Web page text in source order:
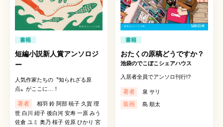
書籍
短編小説新人賞アンソロジ
ー
人気作家たちの〝知られざる原
点〟がここに…！
著者
相羽 鈴 阿部 暁子 久賀 理
世 白川 紺子 後白河 安寿 一原 みう
佐倉 ユミ 奥乃 桜子 佐原 ひかり 宮
書籍
おたくの原稿どうですか？
池袋のでこぼこシェアハウス
入居者全員でアンソロ刊行!?
著者 泉 サリ
装画 島 順太